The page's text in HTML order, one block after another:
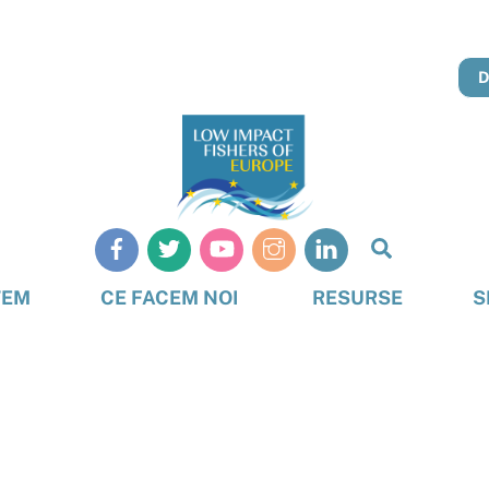
CE FACEM NOI RESURSE